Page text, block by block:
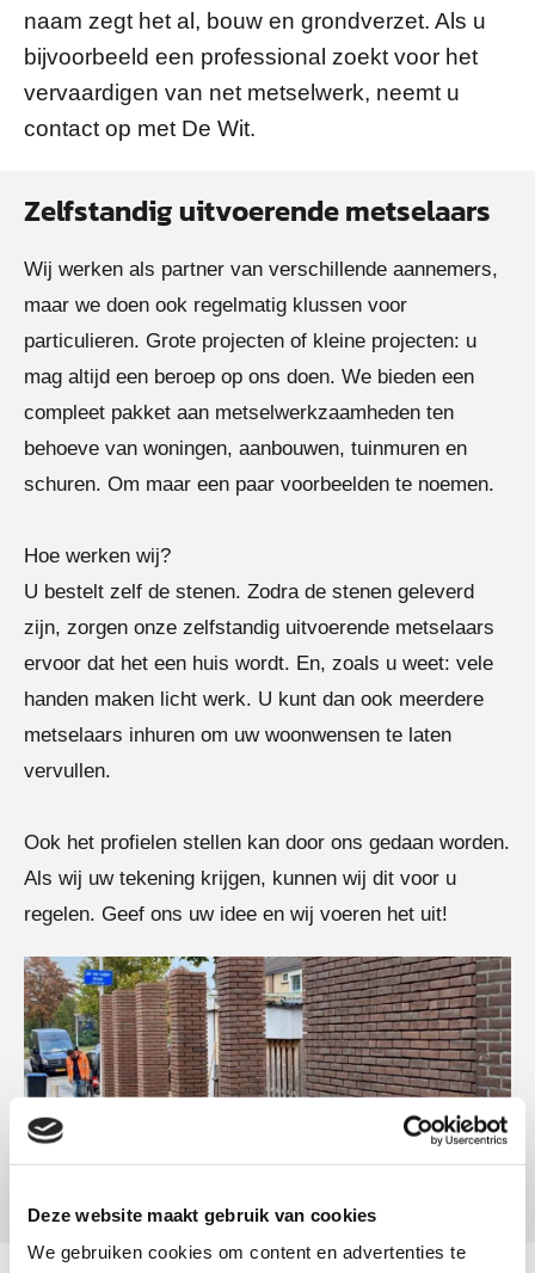
Deze website maakt gebruik van cookies
We gebruiken cookies om content en advertenties te
naam zegt het al, bouw en grondverzet. Als u
bijvoorbeeld een professional zoekt voor het
vervaardigen van net metselwerk, neemt u
contact op met De Wit.
Zelfstandig uitvoerende metselaars
Wij werken als partner van verschillende aannemers,
maar we doen ook regelmatig klussen voor
particulieren. Grote projecten of kleine projecten: u
mag altijd een beroep op ons doen. We bieden een
compleet pakket aan metselwerkzaamheden ten
behoeve van woningen, aanbouwen, tuinmuren en
schuren. Om maar een paar voorbeelden te noemen.
Hoe werken wij?
U bestelt zelf de stenen. Zodra de stenen geleverd
zijn, zorgen onze zelfstandig uitvoerende metselaars
ervoor dat het een huis wordt. En, zoals u weet: vele
handen maken licht werk. U kunt dan ook meerdere
metselaars inhuren om uw woonwensen te laten
vervullen.
Ook het profielen stellen kan door ons gedaan worden.
Als wij uw tekening krijgen, kunnen wij dit voor u
regelen. Geef ons uw idee en wij voeren het uit!